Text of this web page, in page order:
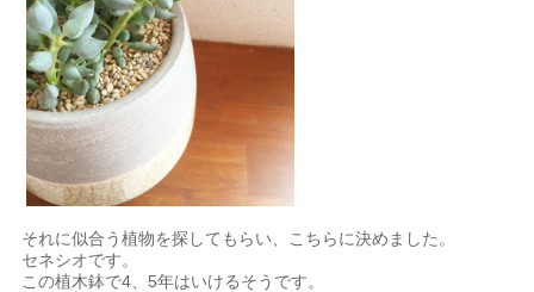
それに似合う植物を探してもらい、こちらに決めました。
セネシオです。
この植木鉢で4、5年はいけるそうです。